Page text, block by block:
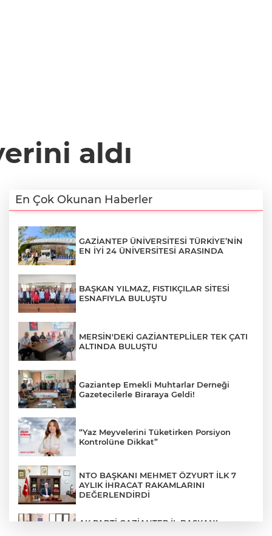
aldı
En Çok Okunan Haberler
GAZİANTEP ÜNİVERSİTESİ TÜRKİYE’NİN
EN İYİ 24 ÜNİVERSİTESİ ARASINDA
BAŞKAN YILMAZ, FISTIKÇILAR SİTESİ
ESNAFIYLA BULUŞTU
MERSİN'DEKİ GAZİANTEPLİLER TEK ÇATI
ALTINDA BULUŞTU
Gaziantep Emekli Muhtarlar Derneği
Gazetecilerle Biraraya Geldi!
“Yaz Meyvelerini Tüketirken Porsiyon
Kontrolüne Dikkat”
NTO BAŞKANI MEHMET ÖZYURT İLK 7
AYLIK İHRACAT RAKAMLARINI
DEĞERLENDİRDİ
AK PARTİ GAZİANTEP İL BAŞKANI